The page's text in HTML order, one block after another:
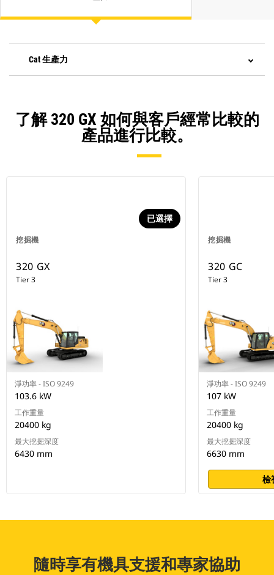
Cat 生產力
了解 320 GX 如何與客戶經常比較的
產品進行比較。
挖掘機
已選擇
320 GX
Tier 3
淨功率 - ISO 9249
103.6 kW
工作重量
20400 kg
最大挖掘深度
6430 mm
挖掘機
320 GC
Tier 3
淨功率 - ISO 9249
107 kW
工作重量
20400 kg
最大挖掘深度
6630 mm
檢
隨時享有機具支援和專家協助